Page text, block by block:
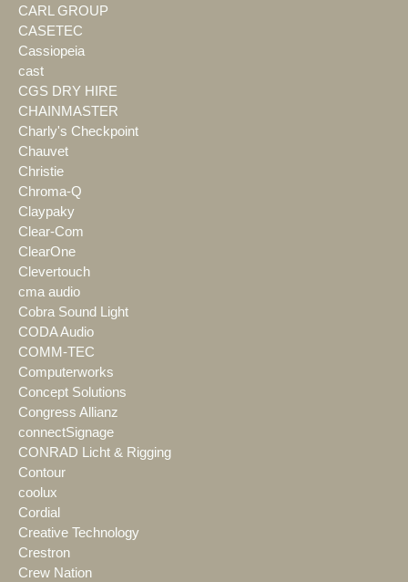
CARL GROUP
CASETEC
Cassiopeia
cast
CGS DRY HIRE
CHAINMASTER
Charly's Checkpoint
Chauvet
Christie
Chroma-Q
Claypaky
Clear-Com
ClearOne
Clevertouch
cma audio
Cobra Sound Light
CODA Audio
COMM-TEC
Computerworks
Concept Solutions
Congress Allianz
connectSignage
CONRAD Licht & Rigging
Contour
coolux
Cordial
Creative Technology
Crestron
Crew Nation